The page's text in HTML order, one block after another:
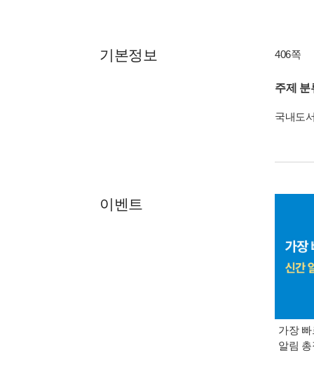
기본정보 406쪽
주제 분
국내도
이벤트
가장
알림